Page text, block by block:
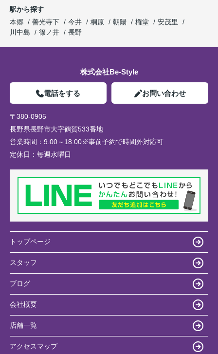
駅から探す
本郷
善光寺下 今井 桐原 朝陽 権堂
安茂里
川中島
篠ノ井 長野
株式会社Be-Style
電話をする お問い合わせ
〒380-0905
長野県長野市大字鶴賀533番地
営業時間： 9:00～18:00※事前予約で時間外対応可
定休日： 毎週水曜日
トップページ
スタッフ
ブログ
会社概要
店舗一覧
アクセスマップ